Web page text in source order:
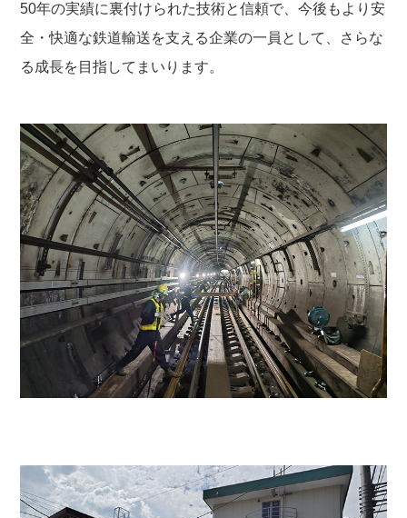
50年の実績に裏付けられた技術と信頼で、今後もより安
全・快適な鉄道輸送を支える企業の一員として、さらな
る成長を目指してまいります。